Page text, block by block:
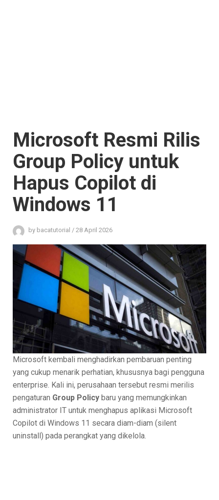
Microsoft Resmi Rilis
Group Policy untuk
Hapus Copilot di
Windows 11
by bacatutorial / 28 April 2026
Microsoft kembali menghadirkan pembaruan penting
yang cukup menarik perhatian, khususnya bagi pengguna
enterprise. Kali ini, perusahaan tersebut resmi merilis
pengaturan Group Policy baru yang memungkinkan
administrator IT untuk menghapus aplikasi Microsoft
Copilot di Windows 11 secara diam-diam (silent
uninstall) pada perangkat yang dikelola.